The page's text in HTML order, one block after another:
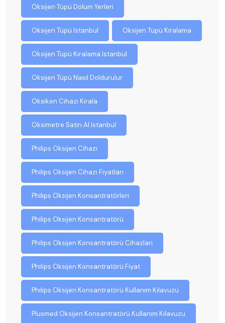
Oksijen Tüpü Dolum Yerleri
Oksijen Tüpü Istanbul Oksijen Tüpü Kiralama
Oksijen Tüpü Kiralama Istanbul
Oksijen Tüpü Nasıl Doldurulur
Oksiken Cihazı Kirala
Oksimetre Satın Al Istanbul
Philips Oksijen Cihazı
Philips Oksijen Cihazı Fiyatları
Philips Oksijen Konsantratörleri
Philips Oksijen Konsantratörü
Philips Oksijen Konsantratörü Cihazları
Philips Oksijen Konsantratörü Fiyat
Philips Oksijen Konsantratörü Kullanım Kılavuzu
Plusmed Oksijen Konsantratörü Kullanım Kılavuzu